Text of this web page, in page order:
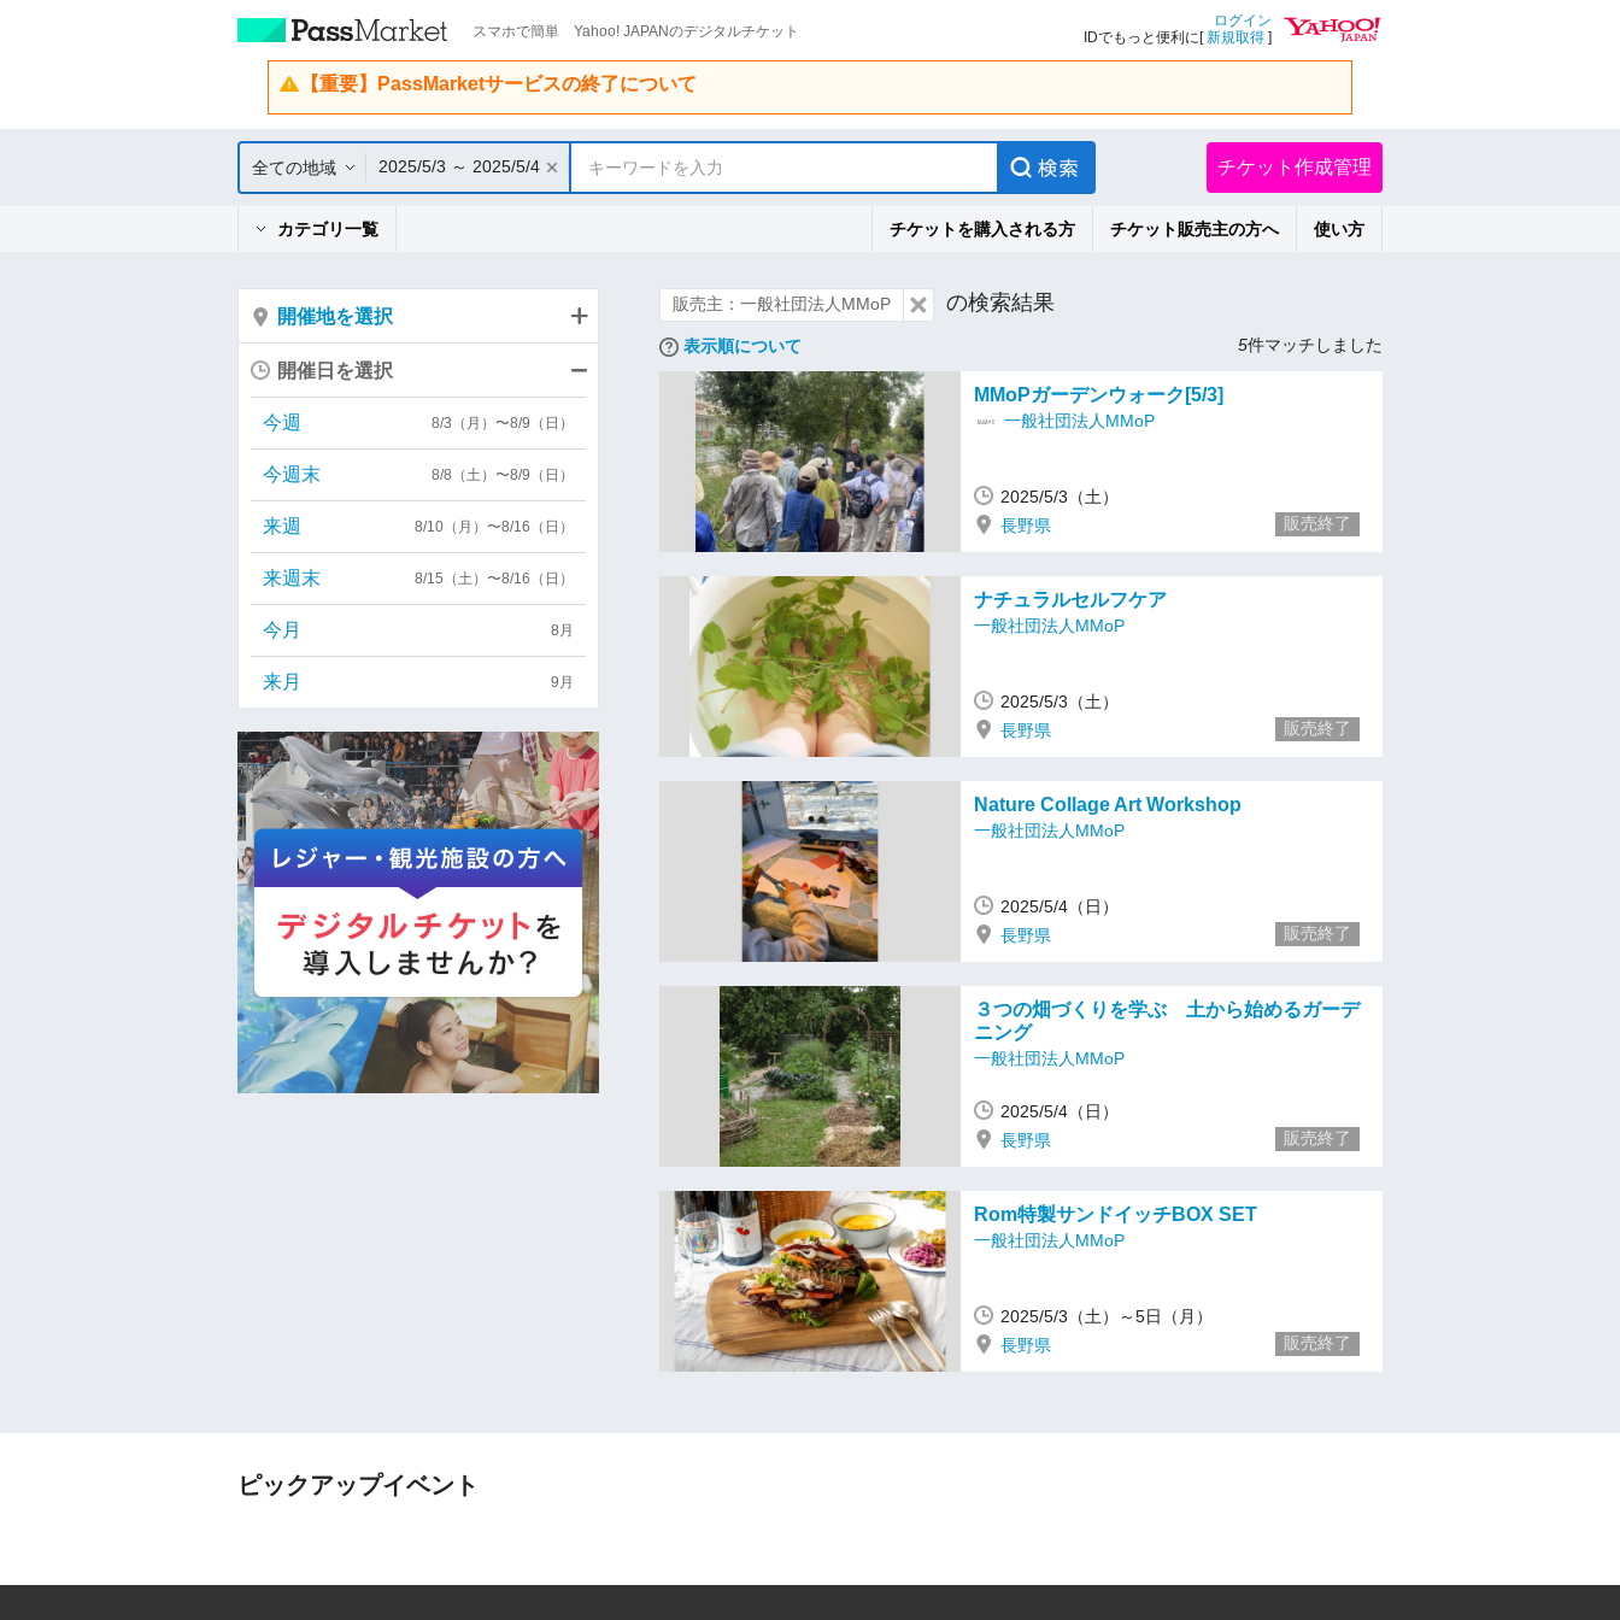
スマホで簡単 Yahoo! JAPANのデジタルチケット
ログイン
IDでもっと便利に[新規取得 ]
【重要】PassMarketサービスの終了について
全ての地域 2025/5/3 ～ 2025/5/4 キーワードを入力 チケット作成管理
カテゴリ一覧 チケットを購入される方 チケット販売主の方へ 使い方
販売主：一般社団法人MMoP の検索結果
表示順について 5件マッチしました
MMoPガーデンウォーク[5/3]
一般社団法人MMoP
2025/5/3（土）
長野県
販売終了
ナチュラルセルフケア
一般社団法人MMoP
2025/5/3（土）
長野県
販売終了
Nature Collage Art Workshop
一般社団法人MMoP
2025/5/4（日）
長野県
販売終了
３つの畑づくりを学ぶ 土から始めるガーデ
ニング
一般社団法人MMoP
2025/5/4（日）
長野県
販売終了
Rom特製サンドイッチBOX SET
一般社団法人MMoP
2025/5/3（土）～5日（月）
長野県
販売終了
開催地を選択
開催日を選択
今週 8/3（月）〜8/9（日）
今週末 8/8（土）〜8/9（日）
来週 8/10（月）〜8/16（日）
来週末 8/15（土）〜8/16（日）
今月 8月
来月 9月
ピックアップイベント